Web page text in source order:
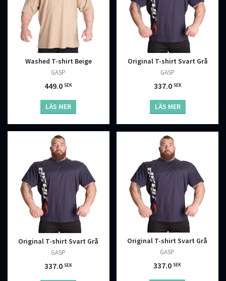
Washed T-shirt Beige
GASP
449.0SEK
LÄS MER
Original T-shirt Svart Grå
GASP
337.0 SEK
LÄS MER
Original T-shirt Svart Grå
GASP
337.0SEK
Original T-shirt Svart Grå
GASP
337.0SEK